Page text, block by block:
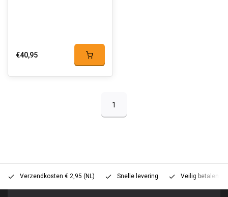
€40,95
1
Verzendkosten € 2,95 (NL) Snelle levering Veilig betalen